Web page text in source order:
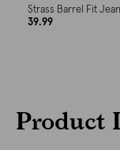
Strass Barrel Fit
39.99
Product